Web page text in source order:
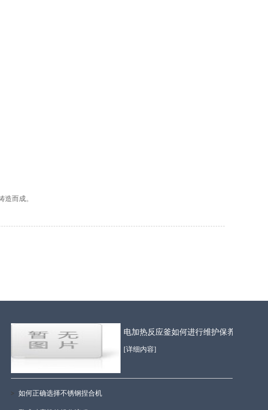
而成。
电加热反应釜如何进行维护保养
[详细内容]
如何正确选择不锈钢捏合机